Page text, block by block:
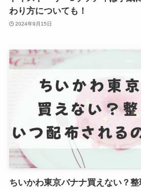
わり方についても！
2024年9月15日
ちいかわ東京バナナ買えない？